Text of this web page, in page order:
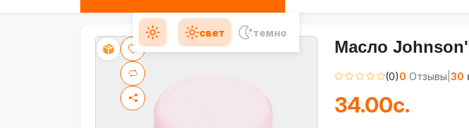
свет темно
Масло
(0)0 Отзывы 30
34.00с.